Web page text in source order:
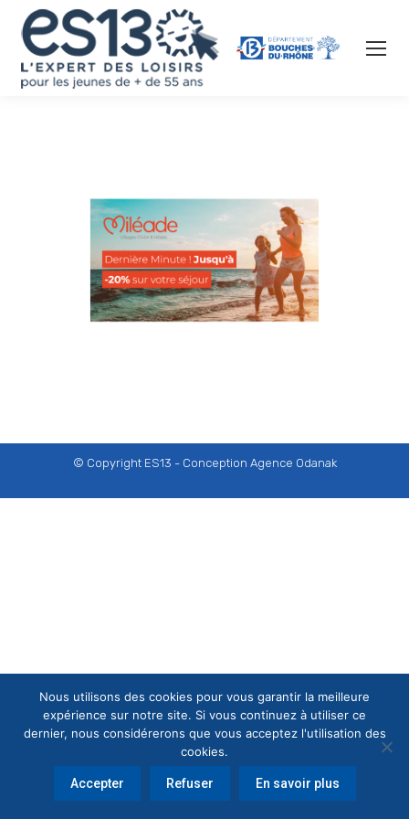
© Copyright ES13 - Conception Agence Odanak
Nous utilisons des cookies pour vous garantir la meilleure
expérience sur notre site. Si vous continuez à utiliser ce
dernier, nous considérerons que vous acceptez l'utilisation des
cookies.
Accepter Refuser En savoir plus